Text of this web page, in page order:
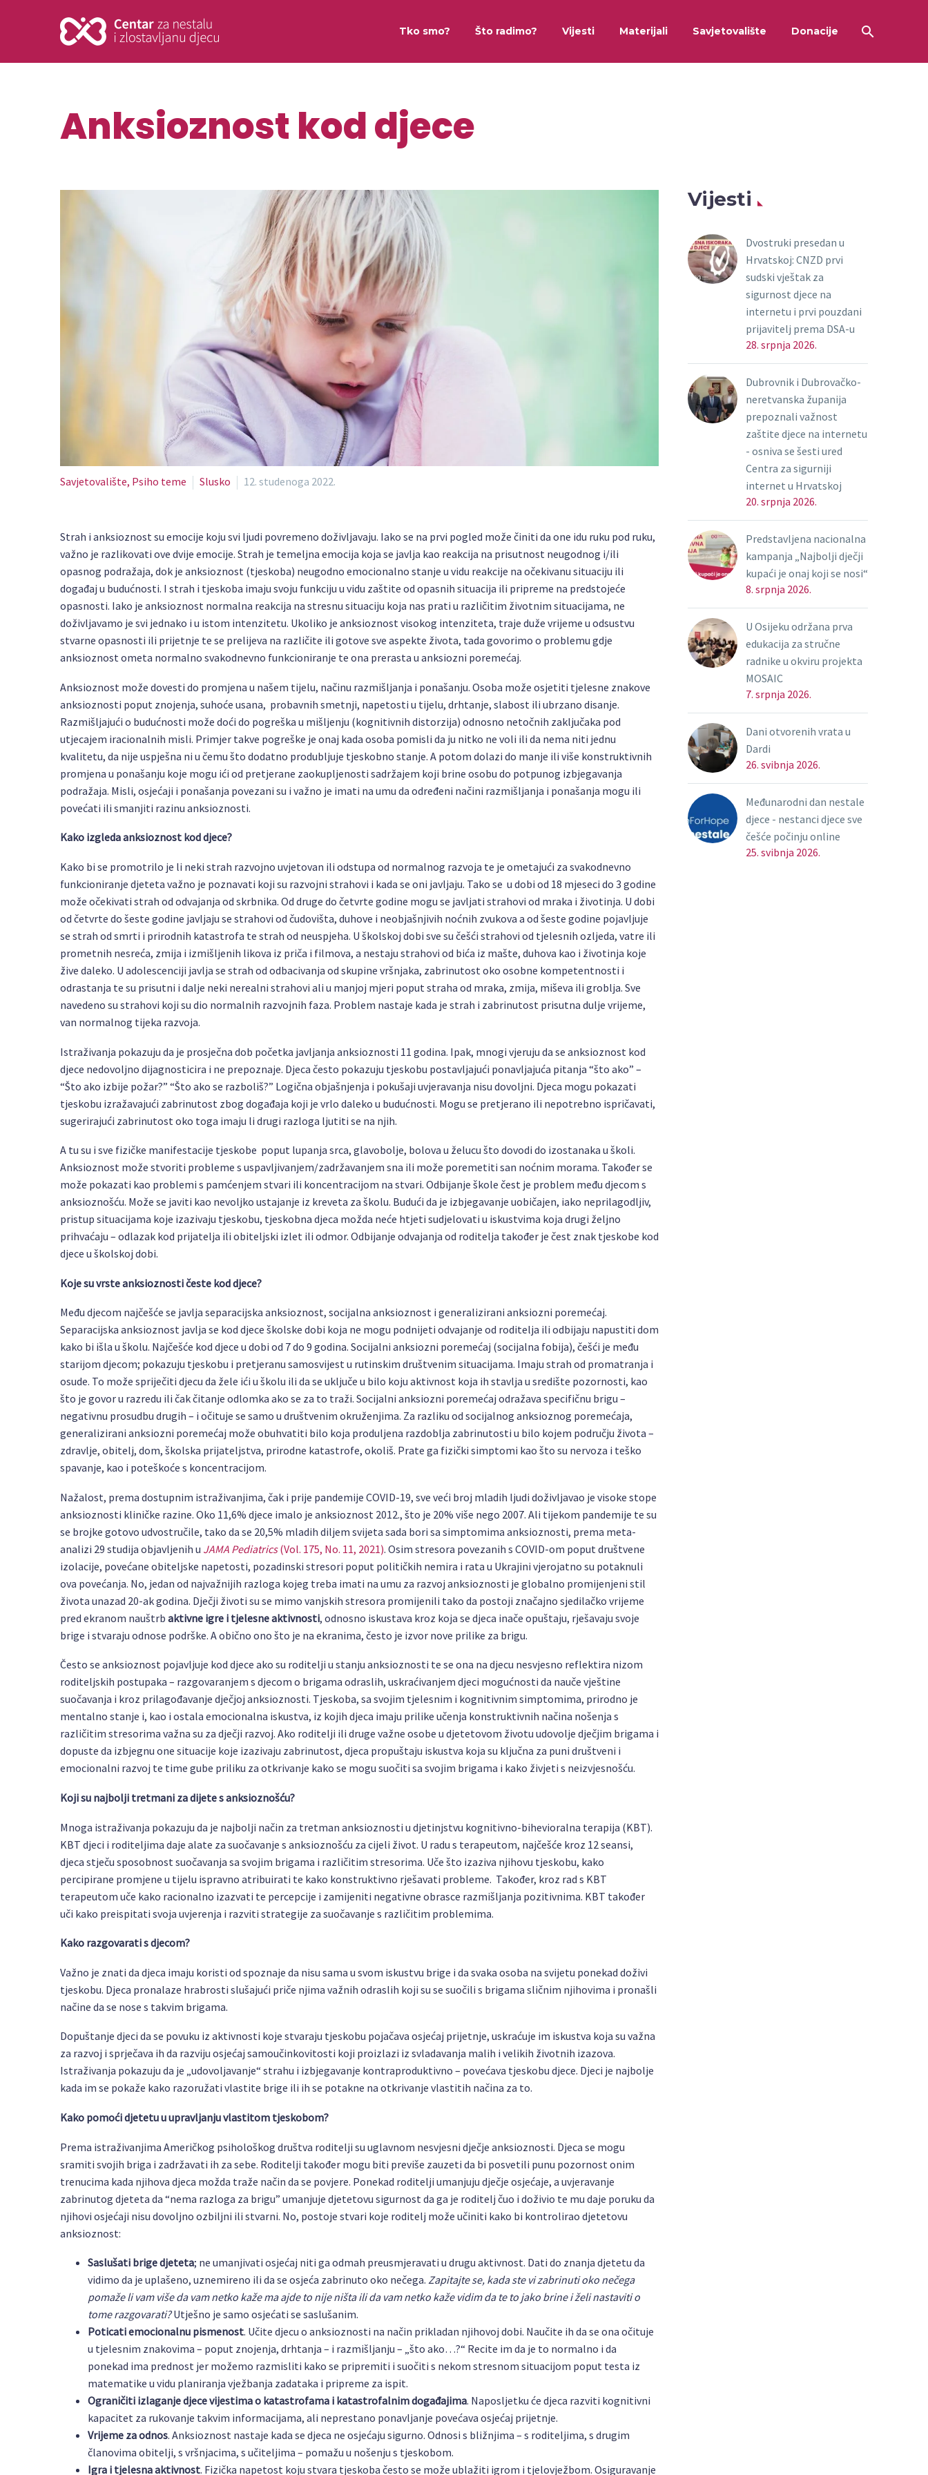
Tko smo? Što radimo? Vijesti Materijali Savjetovalište Donacije
Anksioznost kod djece
Savjetovalište, Psiho teme Slusko 12. studenoga 2022.
Strah i anksioznost su emocije koju svi ljudi povremeno doživljavaju. Iako se na prvi pogled može činiti da one idu ruku pod ruku,
važno je razlikovati ove dvije emocije. Strah je temeljna emocija koja se javlja kao reakcija na prisutnost neugodnog i/ili
opasnog podražaja, dok je anksioznost (tjeskoba) neugodno emocionalno stanje u vidu reakcije na očekivanu situaciju ili
događaj u budućnosti. I strah i tjeskoba imaju svoju funkciju u vidu zaštite od opasnih situacija ili pripreme na predstojeće
opasnosti. Iako je anksioznost normalna reakcija na stresnu situaciju koja nas prati u različitim životnim situacijama, ne
doživljavamo je svi jednako i u istom intenzitetu. Ukoliko je anksioznost visokog intenziteta, traje duže vrijeme u odsustvu
stvarne opasnosti ili prijetnje te se prelijeva na različite ili gotove sve aspekte života, tada govorimo o problemu gdje
anksioznost ometa normalno svakodnevno funkcioniranje te ona prerasta u anksiozni poremećaj.
Anksioznost može dovesti do promjena u našem tijelu, načinu razmišljanja i ponašanju. Osoba može osjetiti tjelesne znakove
anksioznosti poput znojenja, suhoće usana, probavnih smetnji, napetosti u tijelu, drhtanje, slabost ili ubrzano disanje.
Razmišljajući o budućnosti može doći do pogreška u mišljenju (kognitivnih distorzija) odnosno netočnih zaključaka pod
utjecajem iracionalnih misli. Primjer takve pogreške je onaj kada osoba pomisli da ju nitko ne voli ili da nema niti jednu
kvalitetu, da nije uspješna ni u čemu što dodatno produbljuje tjeskobno stanje. A potom dolazi do manje ili više konstruktivnih
promjena u ponašanju koje mogu ići od pretjerane zaokupljenosti sadržajem koji brine osobu do potpunog izbjegavanja
podražaja. Misli, osjećaji i ponašanja povezani su i važno je imati na umu da određeni načini razmišljanja i ponašanja mogu ili
povećati ili smanjiti razinu anksioznosti.
Kako izgleda anksioznost kod djece?
Kako bi se promotrilo je li neki strah razvojno uvjetovan ili odstupa od normalnog razvoja te je ometajući za svakodnevno
funkcioniranje djeteta važno je poznavati koji su razvojni strahovi i kada se oni javljaju. Tako se u dobi od 18 mjeseci do 3 godine
može očekivati strah od odvajanja od skrbnika. Od druge do četvrte godine mogu se javljati strahovi od mraka i životinja. U dobi
od četvrte do šeste godine javljaju se strahovi od čudovišta, duhove i neobjašnjivih noćnih zvukova a od šeste godine pojavljuje
se strah od smrti i prirodnih katastrofa te strah od neuspjeha. U školskoj dobi sve su češći strahovi od tjelesnih ozljeda, vatre ili
prometnih nesreća, zmija i izmišljenih likova iz priča i filmova, a nestaju strahovi od bića iz mašte, duhova kao i životinja koje
žive daleko. U adolescenciji javlja se strah od odbacivanja od skupine vršnjaka, zabrinutost oko osobne kompetentnosti i
odrastanja te su prisutni i dalje neki nerealni strahovi ali u manjoj mjeri poput straha od mraka, zmija, miševa ili groblja. Sve
navedeno su strahovi koji su dio normalnih razvojnih faza. Problem nastaje kada je strah i zabrinutost prisutna dulje vrijeme,
van normalnog tijeka razvoja.
Istraživanja pokazuju da je prosječna dob početka javljanja anksioznosti 11 godina. Ipak, mnogi vjeruju da se anksioznost kod
djece nedovoljno dijagnosticira i ne prepoznaje. Djeca često pokazuju tjeskobu postavljajući ponavljajuća pitanja “što ako” –
“Što ako izbije požar?” “Što ako se razboliš?” Logična objašnjenja i pokušaji uvjeravanja nisu dovoljni. Djeca mogu pokazati
tjeskobu izražavajući zabrinutost zbog događaja koji je vrlo daleko u budućnosti. Mogu se pretjerano ili nepotrebno ispričavati,
sugerirajući zabrinutost oko toga imaju li drugi razloga ljutiti se na njih.
A tu su i sve fizičke manifestacije tjeskobe poput lupanja srca, glavobolje, bolova u želucu što dovodi do izostanaka u školi.
Anksioznost može stvoriti probleme s uspavljivanjem/zadržavanjem sna ili može poremetiti san noćnim morama. Također se
može pokazati kao problemi s pamćenjem stvari ili koncentracijom na stvari. Odbijanje škole čest je problem među djecom s
anksioznošću. Može se javiti kao nevoljko ustajanje iz kreveta za školu. Budući da je izbjegavanje uobičajen, iako neprilagodljiv,
pristup situacijama koje izazivaju tjeskobu, tjeskobna djeca možda neće htjeti sudjelovati u iskustvima koja drugi željno
prihvaćaju – odlazak kod prijatelja ili obiteljski izlet ili odmor. Odbijanje odvajanja od roditelja također je čest znak tjeskobe kod
djece u školskoj dobi.
Koje su vrste anksioznosti česte kod djece?
Među djecom najčešće se javlja separacijska anksioznost, socijalna anksioznost i generalizirani anksiozni poremećaj.
Separacijska anksioznost javlja se kod djece školske dobi koja ne mogu podnijeti odvajanje od roditelja ili odbijaju napustiti dom
kako bi išla u školu. Najčešće kod djece u dobi od 7 do 9 godina. Socijalni anksiozni poremećaj (socijalna fobija), češći je među
starijom djecom; pokazuju tjeskobu i pretjeranu samosvijest u rutinskim društvenim situacijama. Imaju strah od promatranja i
osude. To može spriječiti djecu da žele ići u školu ili da se uključe u bilo koju aktivnost koja ih stavlja u središte pozornosti, kao
što je govor u razredu ili čak čitanje odlomka ako se za to traži. Socijalni anksiozni poremećaj odražava specifičnu brigu –
negativnu prosudbu drugih – i očituje se samo u društvenim okruženjima. Za razliku od socijalnog anksioznog poremećaja,
generalizirani anksiozni poremećaj može obuhvatiti bilo koja produljena razdoblja zabrinutosti u bilo kojem području života –
zdravlje, obitelj, dom, školska prijateljstva, prirodne katastrofe, okoliš. Prate ga fizički simptomi kao što su nervoza i teško
spavanje, kao i poteškoće s koncentracijom.
Nažalost, prema dostupnim istraživanjima, čak i prije pandemije COVID-19, sve veći broj mladih ljudi doživljavao je visoke stope
anksioznosti kliničke razine. Oko 11,6% djece imalo je anksioznost 2012., što je 20% više nego 2007. Ali tijekom pandemije te su
se brojke gotovo udvostručile, tako da se 20,5% mladih diljem svijeta sada bori sa simptomima anksioznosti, prema meta-
analizi 29 studija objavljenih u JAMA Pediatrics(Vol. 175, No. 11, 2021). Osim stresora povezanih s COVID-om poput društvene
izolacije, povećane obiteljske napetosti, pozadinski stresori poput političkih nemira i rata u Ukrajini vjerojatno su potaknuli
ova povećanja. No, jedan od najvažnijih razloga kojeg treba imati na umu za razvoj anksioznosti je globalno promijenjeni stil
života unazad 20-ak godina. Dječji životi su se mimo vanjskih stresora promijenili tako da postoji značajno sjedilačko vrijeme
pred ekranom nauštrb aktivne igre i tjelesne aktivnosti, odnosno iskustava kroz koja se djeca inače opuštaju, rješavaju svoje
brige i stvaraju odnose podrške. A obično ono što je na ekranima, često je izvor nove prilike za brigu.
Često se anksioznost pojavljuje kod djece ako su roditelji u stanju anksioznosti te se ona na djecu nesvjesno reflektira nizom
roditeljskih postupaka – razgovaranjem s djecom o brigama odraslih, uskraćivanjem djeci mogućnosti da nauče vještine
suočavanja i kroz prilagođavanje dječjoj anksioznosti. Tjeskoba, sa svojim tjelesnim i kognitivnim simptomima, prirodno je
mentalno stanje i, kao i ostala emocionalna iskustva, iz kojih djeca imaju prilike učenja konstruktivnih načina nošenja s
različitim stresorima važna su za dječji razvoj. Ako roditelji ili druge važne osobe u djetetovom životu udovolje dječjim brigama i
dopuste da izbjegnu one situacije koje izazivaju zabrinutost, djeca propuštaju iskustva koja su ključna za puni društveni i
emocionalni razvoj te time gube priliku za otkrivanje kako se mogu suočiti sa svojim brigama i kako živjeti s neizvjesnošću.
Koji su najbolji tretmani za dijete s anksioznošću?
Mnoga istraživanja pokazuju da je najbolji način za tretman anksioznosti u djetinjstvu kognitivno-bihevioralna terapija (KBT).
KBT djeci i roditeljima daje alate za suočavanje s anksioznošću za cijeli život. U radu s terapeutom, najčešće kroz 12 seansi,
djeca stječu sposobnost suočavanja sa svojim brigama i različitim stresorima. Uče što izaziva njihovu tjeskobu, kako
percipirane promjene u tijelu ispravno atribuirati te kako konstruktivno rješavati probleme. Također, kroz rad s KBT
terapeutom uče kako racionalno izazvati te percepcije i zamijeniti negativne obrasce razmišljanja pozitivnima. KBT također
uči kako preispitati svoja uvjerenja i razviti strategije za suočavanje s različitim problemima.
Kako razgovarati s djecom?
Važno je znati da djeca imaju koristi od spoznaje da nisu sama u svom iskustvu brige i da svaka osoba na svijetu ponekad doživi
tjeskobu. Djeca pronalaze hrabrosti slušajući priče njima važnih odraslih koji su se suočili s brigama sličnim njihovima i pronašli
načine da se nose s takvim brigama.
Dopuštanje djeci da se povuku iz aktivnosti koje stvaraju tjeskobu pojačava osjećaj prijetnje, uskraćuje im iskustva koja su važna
za razvoj i sprječava ih da razviju osjećaj samoučinkovitosti koji proizlazi iz svladavanja malih i velikih životnih izazova.
Istraživanja pokazuju da je „udovoljavanje“ strahu i izbjegavanje kontraproduktivno – povećava tjeskobu djece. Djeci je najbolje
kada im se pokaže kako razoružati vlastite brige ili ih se potakne na otkrivanje vlastitih načina za to.
Kako pomoći djetetu u upravljanju vlastitom tjeskobom?
Prema istraživanjima Američkog psihološkog društva roditelji su uglavnom nesvjesni dječje anksioznosti. Djeca se mogu
sramiti svojih briga i zadržavati ih za sebe. Roditelji također mogu biti previše zauzeti da bi posvetili punu pozornost onim
trenucima kada njihova djeca možda traže način da se povjere. Ponekad roditelji umanjuju dječje osjećaje, a uvjeravanje
zabrinutog djeteta da “nema razloga za brigu” umanjuje djetetovu sigurnost da ga je roditelj čuo i doživio te mu daje poruku da
njihovi osjećaji nisu dovoljno ozbiljni ili stvarni. No, postoje stvari koje roditelj može učiniti kako bi kontrolirao djetetovu
anksioznost:
Saslušati brige djeteta; ne umanjivati osjećaj niti ga odmah preusmjeravati u drugu aktivnost. Dati do znanja djetetu da
vidimo da je uplašeno, uznemireno ili da se osjeća zabrinuto oko nečega. Zapitajte se, kada ste vi zabrinuti oko nečega
pomaže li vam više da vam netko kaže ma ajde to nije ništa ili da vam netko kaže vidim da te to jako brine i želi nastaviti o
tome razgovarati?Utješno je samo osjećati se saslušanim.
Poticati emocionalnu pismenost. Učite djecu o anksioznosti na način prikladan njihovoj dobi. Naučite ih da se ona očituje
u tjelesnim znakovima – poput znojenja, drhtanja – i razmišljanju – „što ako…?“ Recite im da je to normalno i da
ponekad ima prednost jer možemo razmisliti kako se pripremiti i suočiti s nekom stresnom situacijom poput testa iz
matematike u vidu planiranja vježbanja zadataka i pripreme za ispit.
Ograničiti izlaganje djece vijestima o katastrofama i katastrofalnim događajima. Naposljetku će djeca razviti kognitivni
kapacitet za rukovanje takvim informacijama, ali neprestano ponavljanje povećava osjećaj prijetnje.
Vrijeme za odnos. Anksioznost nastaje kada se djeca ne osjećaju sigurno. Odnosi s bližnjima – s roditeljima, s drugim
članovima obitelji, s vršnjacima, s učiteljima – pomažu u nošenju s tjeskobom.
Igra i tjelesna aktivnost. Fizička napetost koju stvara tjeskoba često se može ublažiti igrom i tjelovježbom. Osiguravanje
Vijesti
Dvostruki presedan u
Hrvatskoj: CNZD prvi
sudski vještak za
sigurnost djece na
internetu i prvi pouzdani
prijavitelj prema DSA-u
28. srpnja 2026.
Dubrovnik i Dubrovačko-
neretvanska županija
prepoznali važnost
zaštite djece na internetu
- osniva se šesti ured
Centra za sigurniji
internet u Hrvatskoj
20. srpnja 2026.
Predstavljena nacionalna
kampanja „Najbolji dječji
kupaći je onaj koji se nosi“
8. srpnja 2026.
U Osijeku održana prva
edukacija za stručne
radnike u okviru projekta
MOSAIC
7. srpnja 2026.
Dani otvorenih vrata u
Dardi
26. svibnja 2026.
Međunarodni dan nestale
djece - nestanci djece sve
češće počinju online
25. svibnja 2026.